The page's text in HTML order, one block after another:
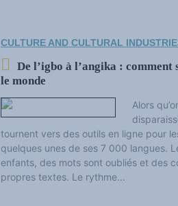
CULTURE AND CULTURAL
De l’igbo à l’angika : comment
le monde
Alors
tournent vers des outils en ligne pour
quelques unes de ses 7 000 langues.
enfants, des mots sont oubliés et des
propres textes. Le rythme...